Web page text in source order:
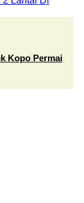
Kopo Permai